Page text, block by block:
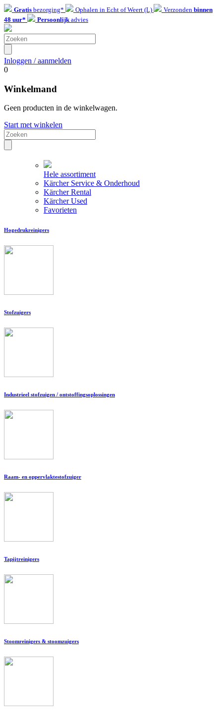
Gratis bezorging* Ophalen in Echt of Weert (L) Verzonden binnen
48 uur*
Persoonlijkadvies
Inloggen / aanmelden
0
Winkelmand
Geen producten in de winkelwagen.
Start met winkelen
Hele assortiment
Kärcher Service & Onderhoud
Kärcher Rental
Kärcher Used
Favorieten
Hogedrukreinigers
Stofzuigers
Industrieel stofzuigen / ontstoffingsoplossingen
Raam- en oppervlaktestofzuiger
Tapijtreinigers
Stoomreinigers & stoomzuigers